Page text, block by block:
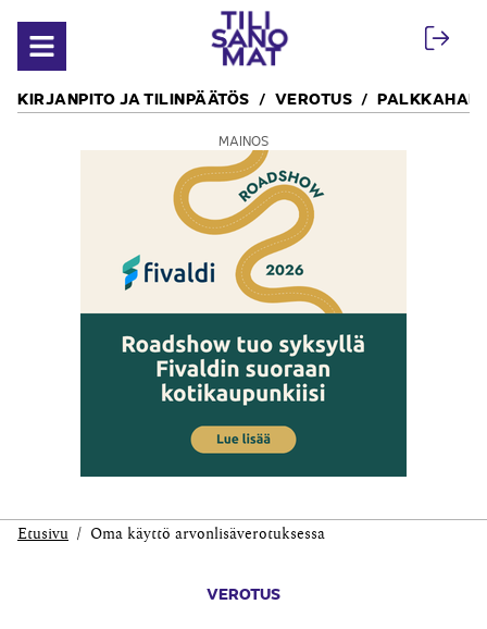
Avaa valikko
KIRJANPITO JA TILINPÄÄTÖS VEROTUS
MAINOS
Etusivu Oma käyttö arvonlisäverotuksessa
VEROTUS